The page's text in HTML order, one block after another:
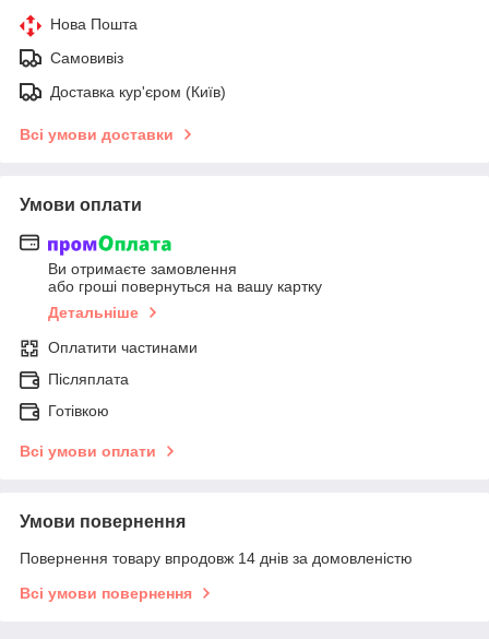
Нова Пошта
Самовивіз
Доставка кур'єром (Київ)
Всі умови доставки
Умови оплати
Ви отримаєте замовлення
або гроші повернуться на вашу картку
Детальніше
Оплатити частинами
Післяплата
Готівкою
Всі умови оплати
Умови повернення
Повернення товару впродовж 14 днів за домовленістю
Всі умови повернення